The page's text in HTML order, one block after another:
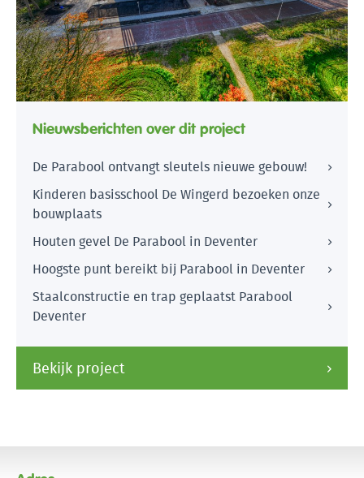
Nieuwsberichten over dit project
De Parabool ontvangt sleutels nieuwe gebouw!
Kinderen basisschool De Wingerd bezoeken onze
bouwplaats
Houten gevel De Parabool in Deventer
Hoogste punt bereikt bij Parabool in Deventer
Staalconstructie en trap geplaatst Parabool
Deventer
Bekijk project